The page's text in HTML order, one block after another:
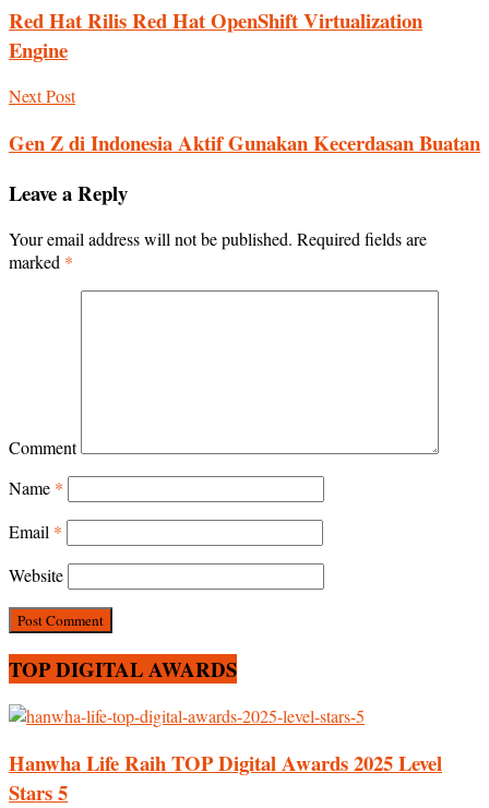
Red Hat Rilis Red Hat OpenShift Virtualization
Engine
Next Post
Gen Z di Indonesia Aktif Gunakan Kecerdasan Buatan
Leave a Reply
Your email address will not be published. Required fields are
marked *
Comment
Name *
Email *
Website
TOP DIGITAL AWARDS
Hanwha Life Raih TOP Digital Awards 2025 Level
Stars 5